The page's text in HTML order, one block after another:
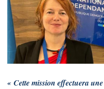
« Cette mission effectuera